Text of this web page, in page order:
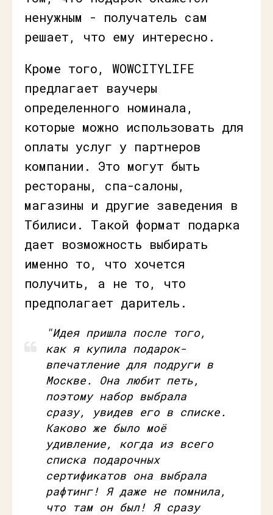
ненужным - получатель сам
решает, что ему интересно.
Кроме того, WOWCITYLIFE
предлагает ваучеры
определенного номинала,
которые можно использовать для
оплаты услуг у партнеров
компании. Это могут быть
рестораны, спа-салоны,
магазины и другие заведения в
Тбилиси. Такой формат подарка
дает возможность выбирать
именно то, что хочется
получить, а не то, что
предполагает даритель.
"Идея пришла после того,
как я купила подарок-
впечатление для подруги в
Москве. Она любит петь,
поэтому набор выбрала
сразу, увидев его в списке.
Каково же было моё
удивление, когда из всего
списка подарочных
сертификатов она выбрала
рафтинг! Я даже не помнила,
что там он был! Я сразу